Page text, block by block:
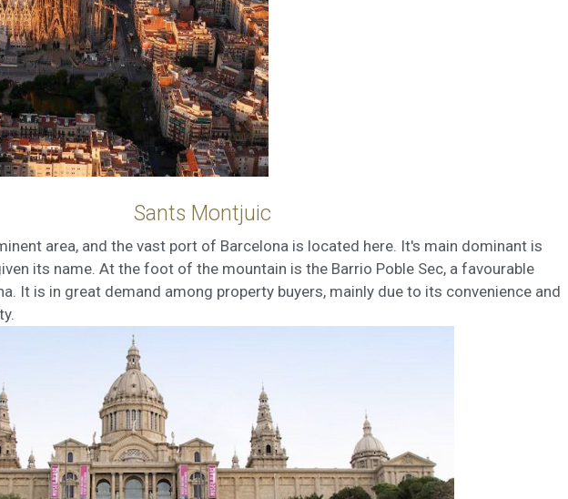
Sants Montjuic
area, and the vast port of Barcelona is located here. It's main dominant is
its name. At the foot of the mountain is the Barrio Poble Sec, a favourable
It is in great demand among property buyers, mainly due to its convenience and